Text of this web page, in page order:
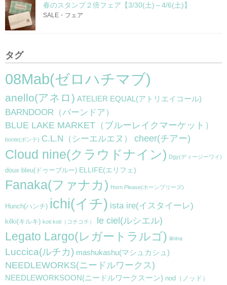
春のスタンプ２倍フェア【3/30(土)～4/6(土)】
SALE・フェア
タグ
08Mab(ゼロハチマブ)
anello(アネロ) ATELIER EQUAL(アトリエイコール)
BARNDOOR（バーンドア）
BLUE LAKE MARKET（ブルーレイクマーケット）
bonte(ボンテ) C.L.N（シーエルエヌ） cheer(チアー)
Cloud nine(クラウドナイン) Dgy(ディージーワイ)
doux bleu(ドゥーブルー) ELLIFE(エリフェ)
Fanaka(ファナカ) Horn Please(ホーンプリーズ)
Hunch(ハンチ) ichi(イチ) ista ire(イスタイーレ)
kilki(キルキ) koti koti（コチコチ） le ciel(ルシエル)
Legato Largo(レガートラルゴ) lilnina
Luccica(ルチカ) mashukashu(マシュカシュ)
NEEDLEWORKS(ニードルワークス)
NEEDLEWORKSOON(ニードルワークスーン) nod（ノッド）